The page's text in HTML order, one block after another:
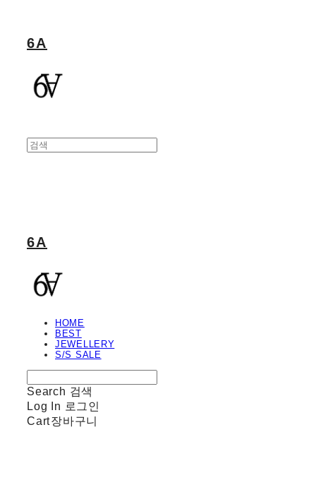
6A
6A
HOME
BEST
JEWELLERY
S/S SALE
Search 검색
Log In 로그인
Cart장바구니